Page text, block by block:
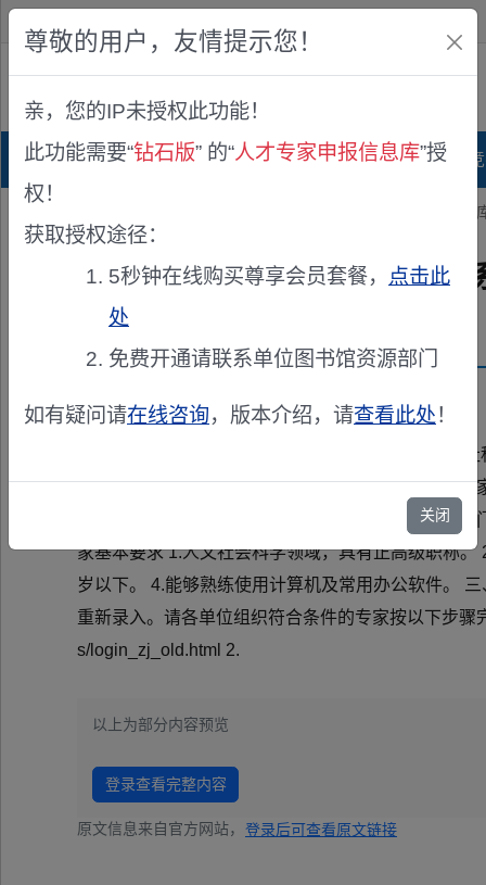
公众版
首页 科研项目库 项目指南库 奖项
> 关于更新江苏省社科评奖管理系统专家
关于更新江苏省社科评奖管
发布机构：
各有关高校、省委党校、省社科院： 江苏省
据省社科评奖管理系统升级优化工作部署，现启动
位组织进行，采取院系发动、专家填报、科研管理
家基本要求 1.人文社会科学领域，具有正高级职称
岁以下。 4.能够熟练使用计算机及常用办公软件。
重新录入。请各单位组织符合条件的专家按以下步
s/login_zj_old.html 2.
以上为部分内容预览
登录查看完整内容
原文信息来自官方网站， 登录后可查看原文链接
尊敬的用户，友情提示您！
亲，您的IP未授权此功能！
此功能需要“钻石版” 的“人才专家申报信息库”授
权！
获取授权途径：
5秒钟在线购买尊享会员套餐， 点击此
处
免费开通请联系单位图书馆资源部门
如有疑问请在线咨询，版本介绍，请查看此处！
关闭